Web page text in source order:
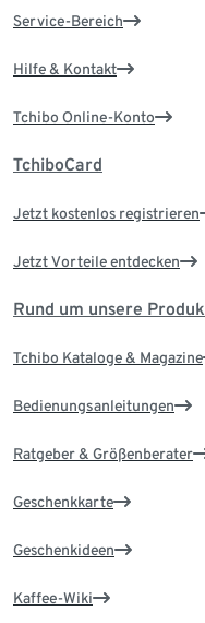
Service-Bereich
Hilfe & Kontakt
Tchibo Online-Konto
TchiboCard
Jetzt kostenlos registrieren
Jetzt Vorteile entdecken
Rund um unsere
Tchibo Kataloge & Magazine
Bedienungsanleitungen
Ratgeber & Größenberater
Geschenkkarte
Geschenkideen
Kaffee-Wiki